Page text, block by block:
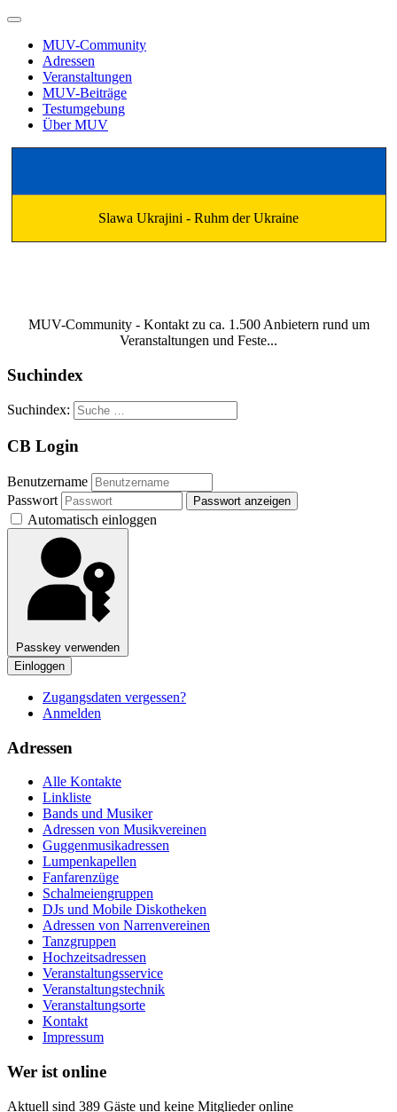
MUV-Community
Adressen
Veranstaltungen
MUV-Beiträge
Testumgebung
Über MUV
Slawa Ukrajini - Ruhm der Ukraine
MUV-Community - Kontakt zu ca. 1.500 Anbietern rund um
Veranstaltungen und Feste...
Suchindex
Suchindex:
CB Login
Benutzername
Passwort
Passwort anzeigen
Automatisch einloggen
Passkey verwenden
Einloggen
Zugangsdaten vergessen?
Anmelden
Adressen
Alle Kontakte
Linkliste
Bands und Musiker
Adressen von Musikvereinen
Guggenmusikadressen
Lumpenkapellen
Fanfarenzüge
Schalmeiengruppen
DJs und Mobile Diskotheken
Adressen von Narrenvereinen
Tanzgruppen
Hochzeitsadressen
Veranstaltungsservice
Veranstaltungstechnik
Veranstaltungsorte
Kontakt
Impressum
Wer ist online
Aktuell sind 389 Gäste und keine Mitglieder online